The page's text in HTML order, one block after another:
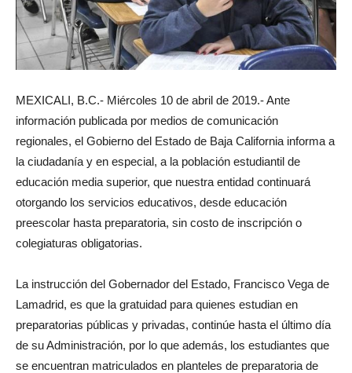
MEXICALI, B.C.- Miércoles 10 de abril de 2019.- Ante
información publicada por medios de comunicación
regionales, el Gobierno del Estado de Baja California informa a
la ciudadanía y en especial, a la población estudiantil de
educación media superior, que nuestra entidad continuará
otorgando los servicios educativos, desde educación
preescolar hasta preparatoria, sin costo de inscripción o
colegiaturas obligatorias.
La instrucción del Gobernador del Estado, Francisco Vega de
Lamadrid, es que la gratuidad para quienes estudian en
preparatorias públicas y privadas, continúe hasta el último día
de su Administración, por lo que además, los estudiantes que
se encuentran matriculados en planteles de preparatoria de